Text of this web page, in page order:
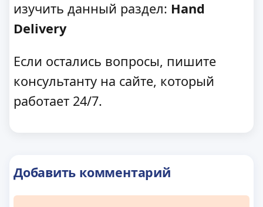
изучить данный раздел: Hand
Delivery
Если остались вопросы, пишите
консультанту на сайте, который
работает 24/7.
Добавить комментарий